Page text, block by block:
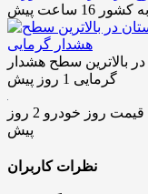
کشور 16 ساعت پیش
بالاترین سطح هشدار
گرمایی 1 روز پیش
روز خودرو
2 روز
پیش
نظرات کاربران